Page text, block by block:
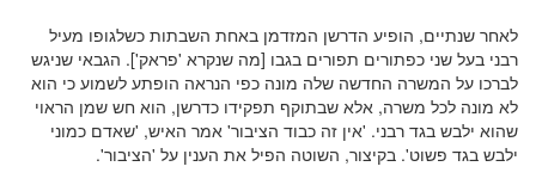
לאחר שנתיים, הופיע הדרשן המזדמן באחת השבתות כשלגופו מעיל
רבני בעל שני כפתורים תפורים בגבו [מה שנקרא 'פראק']. הגבאי שניגש
לברכו על המשרה החדשה שלה מונה כפי הנראה הופתע לשמוע כי הוא
לא מונה לכל משרה, אלא שבתוקף תפקידו כדרשן, הוא חש שמן הראוי
שהוא ילבש בגד רבני. 'אין זה כבוד הציבור' אמר האיש, 'שאדם כמוני
ילבש בגד פשוט'. בקיצור, השוטה הפיל את הענין על 'הציבור'.